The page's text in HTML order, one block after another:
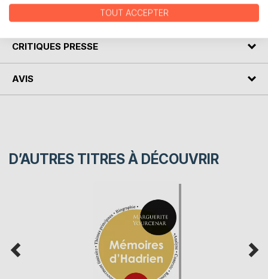
CRITIQUES PRESSE
AVIS
D’AUTRES TITRES À DÉCOUVRIR
TOUT ACCEPTER